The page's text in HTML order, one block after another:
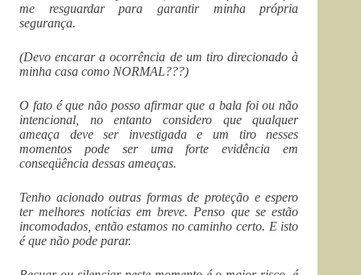
me resguardar para garantir minha própria
segurança.
(Devo encarar a ocorrência de um tiro direcionado à
minha casa como NORMAL???)
O fato é que não posso afirmar que a bala foi ou não
intencional, no entanto considero que qualquer
ameaça deve ser investigada e um tiro nesses
momentos pode ser uma forte evidência em
conseqüência dessas ameaças.
Tenho acionado outras formas de proteção e espero
ter melhores notícias em breve. Penso que se estão
incomodados, então estamos no caminho certo. E isto
é que não pode parar.